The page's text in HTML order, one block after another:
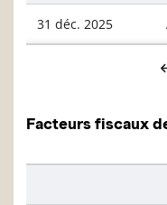
31 déc. 2025
Facteurs fiscaux